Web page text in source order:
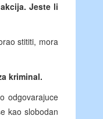
Jeste li
stititi, mora
kriminal.
odgovarajuce
kao slobodan